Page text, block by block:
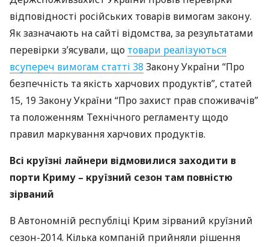
відповідності російських товарів вимогам закону.
Як зазначають на сайті відомства, за результатами
перевірки з’ясували, що товари реалізуються
всупереч вимогам статті 38 Закону України “Про
безпечність та якість харчових продуктів”, статей
15, 19 Закону України “Про захист прав споживачів”
та положенням Технічного регламенту щодо
правил маркування харчових продуктів.
Всі круїзні лайнери відмовилися заходити в
порти Криму – круїзний сезон там повністю
зірваний
В Автономній республіці Крим зірваний круїзний
сезон-2014. Кілька компаній прийняли рішення